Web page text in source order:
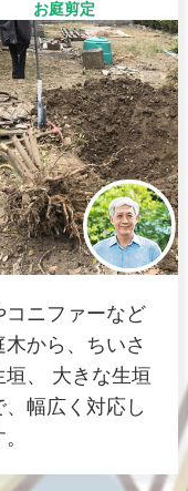
お庭剪定
コニファーなど
木から、ちいさ
垣、 大きな生垣
、幅広く対応し